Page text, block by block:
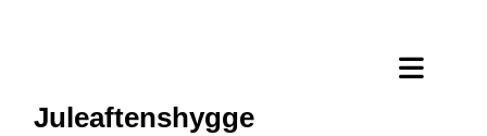
Juleaftenshygge